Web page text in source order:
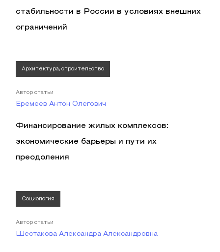
стабильности в России в условиях внешних
ограничений
Архитектура, строительство
Автор статьи
Еремеев Антон Олегович
Финансирование жилых комплексов:
экономические барьеры и пути их
преодоления
Социология
Автор статьи
Шестакова Александра Александровна